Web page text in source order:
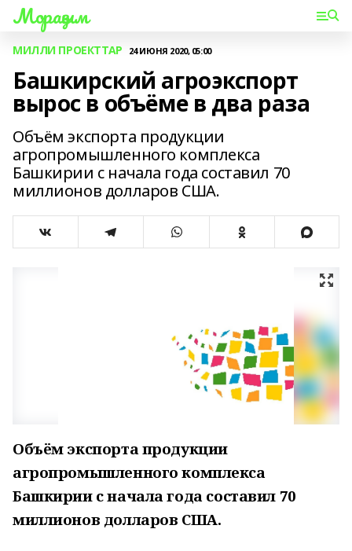
Мораҙым
МИЛЛИ ПРОЕКТТАР 24 ИЮНЯ 2020, 05:00
Башкирский агроэкспорт
вырос в объёме в два раза
Объём экспорта продукции
агропромышленного комплекса
Башкирии с начала года составил 70
миллионов долларов США.
Объём экспорта продукции
агропромышленного комплекса
Башкирии с начала года составил 70
миллионов долларов США.